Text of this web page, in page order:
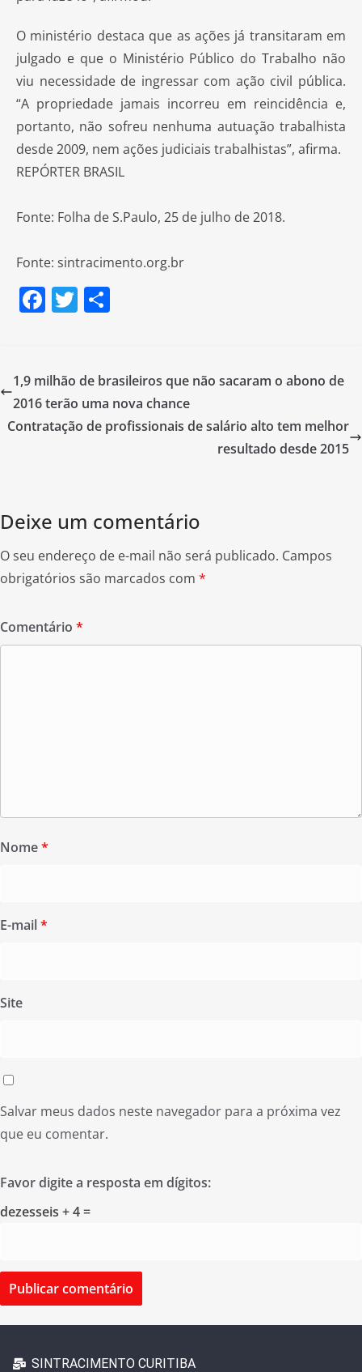
O ministério destaca que as ações já transitaram em
julgado e que o Ministério Público do Trabalho não
viu necessidade de ingressar com ação civil pública.
“A propriedade jamais incorreu em reincidência e,
portanto, não sofreu nenhuma autuação trabalhista
desde 2009, nem ações judiciais trabalhistas”, afirma.
REPÓRTER BRASIL
Fonte: Folha de S.Paulo, 25 de julho de 2018.
Fonte: sintracimento.org.br
F
e
b
o
T
er e
1,9 milhão de brasileiros que não sacaram o abono de
2016 terão uma nova chance
Contratação de profissionais de salário alto tem melhor
resultado desde 2015
Deixe um comentário
O seu endereço de e-mail não será publicado. Campos
obrigatórios são marcados com *
Comentário *
Nome*
E-mail*
Site
Salvar meus dados neste navegador para a próxima vez
que eu comentar.
Favor digite a resposta em dígitos:
dezesseis + 4 =
SINTRACIMENTO CURITIBA